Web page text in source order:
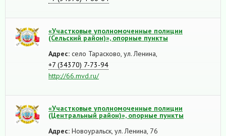
«Участковые уполномоченные полиции
(Сельский район)», опорные пункты
Адрес: село Тарасково, ул. Ленина,
+7 (34370) 7-73-94
http://66.mvd.ru/
«Участковые уполномоченные полиции
(Центральный район)», опорные пункты
Адрес: Новоуральск, ул. Ленина, 76